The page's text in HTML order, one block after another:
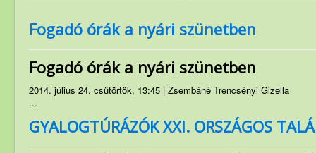
Szakosztályvezetők
Szakosztályok
Rendezvények
Friss híreink
Fogadó órák a nyári szünetben
Fogadó órák a nyári szünetben
2014. július 24. csütörtök, 13:45 | Zsembáné Trencsényi Gizella
...
GYALOGTÚRÁZÓK XXI. ORSZÁGOS